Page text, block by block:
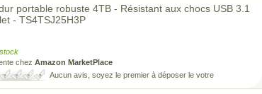
portable robuste 4TB - Résistant aux chocs USB 3.1
- TS4TSJ25H3P
chez Amazon MarketPlace
Aucun avis, soyez le premier à déposer le votre